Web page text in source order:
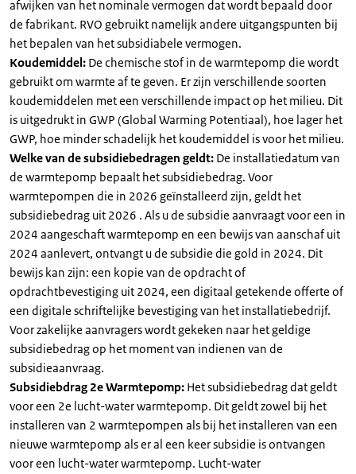
afwijken van het nominale vermogen dat wordt bepaald door
de fabrikant. RVO gebruikt namelijk andere uitgangspunten bij
het bepalen van het subsidiabele vermogen.
Koudemiddel: De chemische stof in de warmtepomp die wordt
gebruikt om warmte af te geven. Er zijn verschillende soorten
koudemiddelen met een verschillende impact op het milieu. Dit
is uitgedrukt in GWP (Global Warming Potentiaal), hoe lager het
GWP, hoe minder schadelijk het koudemiddel is voor het milieu.
Welke van de subsidiebedragen geldt: De installatiedatum van
de warmtepomp bepaalt het subsidiebedrag. Voor
warmtepompen die in 2026 geïnstalleerd zijn, geldt het
subsidiebedrag uit 2026 . Als u de subsidie aanvraagt voor een in
2024 aangeschaft warmtepomp en een bewijs van aanschaf uit
2024 aanlevert, ontvangt u de subsidie die gold in 2024. Dit
bewijs kan zijn: een kopie van de opdracht of
opdrachtbevestiging uit 2024, een digitaal getekende offerte of
een digitale schriftelijke bevestiging van het installatiebedrijf.
Voor zakelijke aanvragers wordt gekeken naar het geldige
subsidiebedrag op het moment van indienen van de
subsidieaanvraag.
Subsidiebdrag 2e Warmtepomp: Het subsidiebedrag dat geldt
voor een 2e lucht-water warmtepomp. Dit geldt zowel bij het
installeren van 2 warmtepompen als bij het installeren van een
nieuwe warmtepomp als er al een keer subsidie is ontvangen
voor een lucht-water warmtepomp. Lucht-water